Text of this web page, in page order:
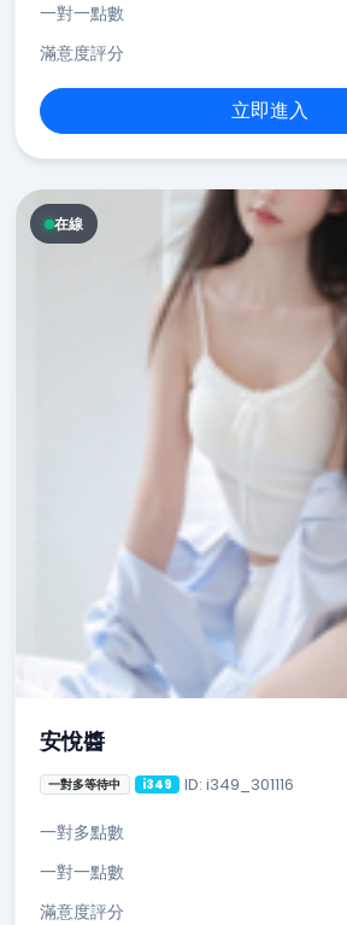
一對一點數
滿意度評分
立即進入
在線
安悅醬
一對多等待中 i349 ID: i349_301116
一對多點數
一對一點數
滿意度評分